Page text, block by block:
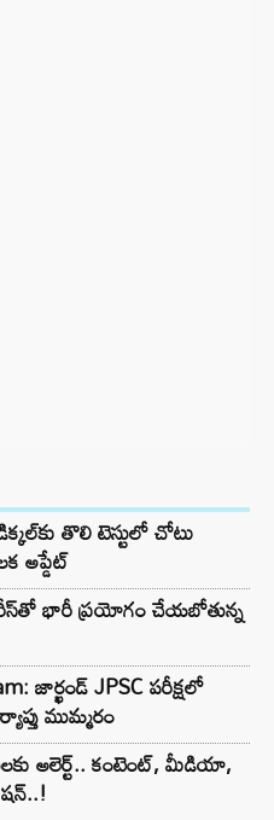
తొలి టెస్టులో చోటు
అప్డేట్
భారీ ప్రయోగం చేయబోతున్న
జార్ఖండ్ JPSC పరీక్షలో
ముమ్మరం
అలెర్ట్.. కంటెంట్, మీడియా,